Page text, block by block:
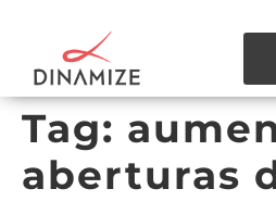
Tag:
aberturas